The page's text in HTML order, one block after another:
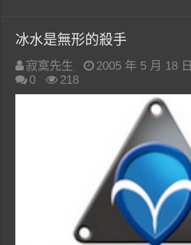
冰水是無形的殺手
寂寞先生 2005 年 5 月 18 日
0
218